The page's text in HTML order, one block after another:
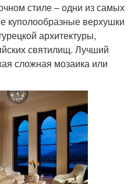
стиле – одни из самых
куполообразные верхушки
архитектуры,
святилищ. Лучший
сложная мозаика или